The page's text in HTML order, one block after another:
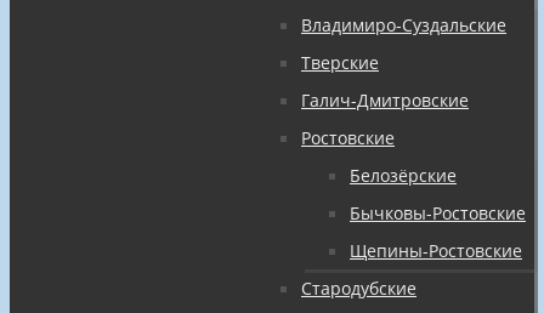
Владимиро-Суздальские
Тверские
Галич-Дмитровские
Ростовские
Белозёрские
Бычковы-Ростовские
Щепины-Ростовские
Стародубские